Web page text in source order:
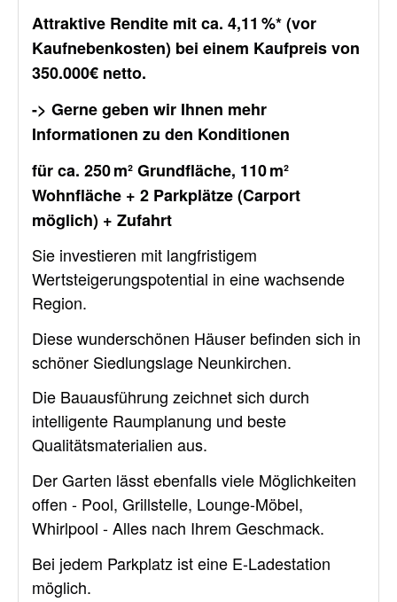
Attraktive Rendite mit ca. 4,11 %* (vor
Kaufnebenkosten) bei einem Kaufpreis von
350.000€ netto.
-> Gerne geben wir Ihnen mehr
Informationen zu den Konditionen
fürca. 250 m² Grundfläche, 110 m²
Wohnfläche + 2 Parkplätze (Carport
möglich) + Zufahrt
Sie investieren mit langfristigem
Wertsteigerungspotential in eine wachsende
Region.
Diese wunderschönen Häuser befinden sich in
schöner Siedlungslage Neunkirchen.
Die Bauausführung zeichnet sich durch
intelligente Raumplanung und beste
Qualitätsmaterialien aus.
Der Garten lässt ebenfalls viele Möglichkeiten
offen - Pool, Grillstelle, Lounge-Möbel,
Whirlpool - Alles nach Ihrem Geschmack.
Bei jedem Parkplatz ist eine E-Ladestation
möglich.